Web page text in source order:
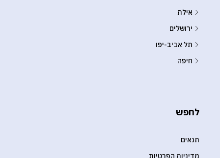
אילת
ירושלים
תל אביב-יפו
חיפה
לחפש
תנאים
מדיניות הפרטיות